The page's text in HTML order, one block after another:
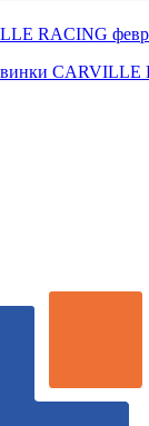
RACING
CARVILLE